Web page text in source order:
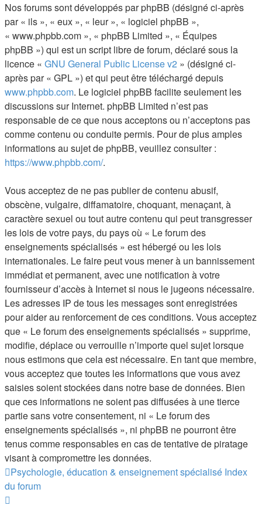
Nos forums sont développés par phpBB (désigné ci-après
par « ils », « eux », « leur », « logiciel phpBB »,
« www.phpbb.com », « phpBB Limited », « Équipes
phpBB ») qui est un script libre de forum, déclaré sous la
licence « GNU General Public License v2 » (désigné ci-
après par « GPL ») et qui peut être téléchargé depuis
www.phpbb.com. Le logiciel phpBB facilite seulement les
discussions sur Internet. phpBB Limited n’est pas
responsable de ce que nous acceptons ou n’acceptons pas
comme contenu ou conduite permis. Pour de plus amples
informations au sujet de phpBB, veuillez consulter :
https://www.phpbb.com/.
Vous acceptez de ne pas publier de contenu abusif,
obscène, vulgaire, diffamatoire, choquant, menaçant, à
caractère sexuel ou tout autre contenu qui peut transgresser
les lois de votre pays, du pays où « Le forum des
enseignements spécialisés » est hébergé ou les lois
internationales. Le faire peut vous mener à un bannissement
immédiat et permanent, avec une notification à votre
fournisseur d’accès à Internet si nous le jugeons nécessaire.
Les adresses IP de tous les messages sont enregistrées
pour aider au renforcement de ces conditions. Vous acceptez
que « Le forum des enseignements spécialisés » supprime,
modifie, déplace ou verrouille n’importe quel sujet lorsque
nous estimons que cela est nécessaire. En tant que membre,
vous acceptez que toutes les informations que vous avez
saisies soient stockées dans notre base de données. Bien
que ces informations ne soient pas diffusées à une tierce
partie sans votre consentement, ni « Le forum des
enseignements spécialisés », ni phpBB ne pourront être
tenus comme responsables en cas de tentative de piratage
visant à compromettre les données.
Psychologie, éducation & enseignement spécialisé Index
du forum